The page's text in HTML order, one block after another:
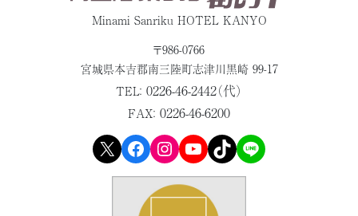
Minami Sanriku HOTEL KANYO
〒986-0766
宮城県本吉郡南三陸町志津川黒崎 99-17
TEL： 0226-46-2442（代）
FAX： 0226-46-6200
X Facebook Instagram YouTube TikTok LINE